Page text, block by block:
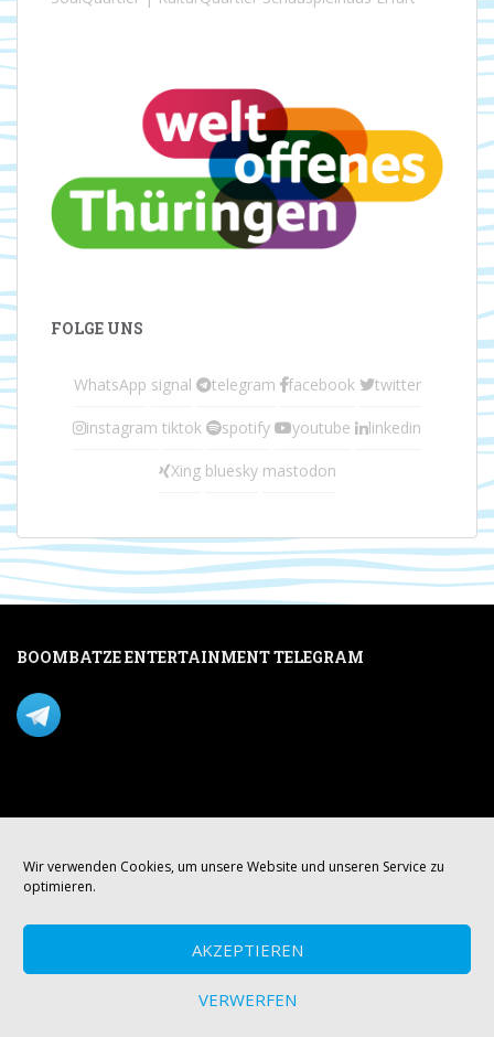
Wir verwenden Cookies, um unsere Website und unseren Service zu
optimieren.
AKZEPTIEREN
VERWERFEN
FOLGE UNS
WhatsApp signal telegram facebook twitter
instagram tiktok spotify youtube linkedin
Xing bluesky mastodon
BOOMBATZE ENTERTAINMENT TELEGRAM